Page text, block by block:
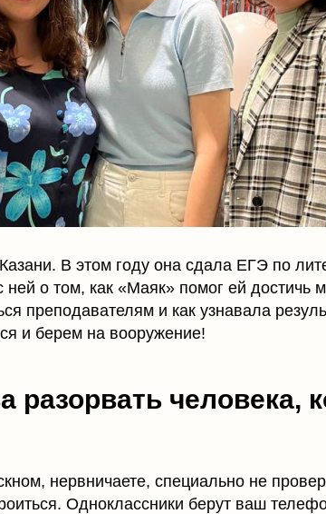
В этом году она сдала ЕГЭ по
о том, как «Маяк» помог ей достичь
преподавателям и как узнавала
и берем на вооружение!
разорвать человека,
нервничаете, специально не
Одноклассники берут ваш